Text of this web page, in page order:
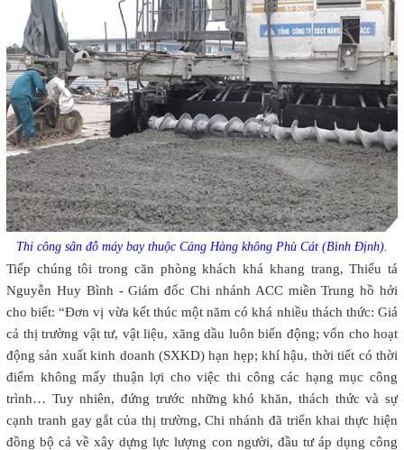
Thi công sân đỗ máy bay thuộc Cảng Hàng không Phù Cát (Bình Định).
Tiếp chúng tôi trong căn phòng khách khá khang trang, Thiếu tá
Nguyễn Huy Bình - Giám đốc Chi nhánh ACC miền Trung hồ hởi
cho biết: “Đơn vị vừa kết thúc một năm có khá nhiều thách thức: Giá
cả thị trường vật tư, vật liệu, xăng dầu luôn biến động; vốn cho hoạt
động sản xuất kinh doanh (SXKD) hạn hẹp; khí hậu, thời tiết có thời
điểm không mấy thuận lợi cho việc thi công các hạng mục công
trình… Tuy nhiên, đứng trước những khó khăn, thách thức và sự
cạnh tranh gay gắt của thị trường, Chi nhánh đã triển khai thực hiện
đồng bộ cả về xây dựng lực lượng con người, đầu tư áp dụng công